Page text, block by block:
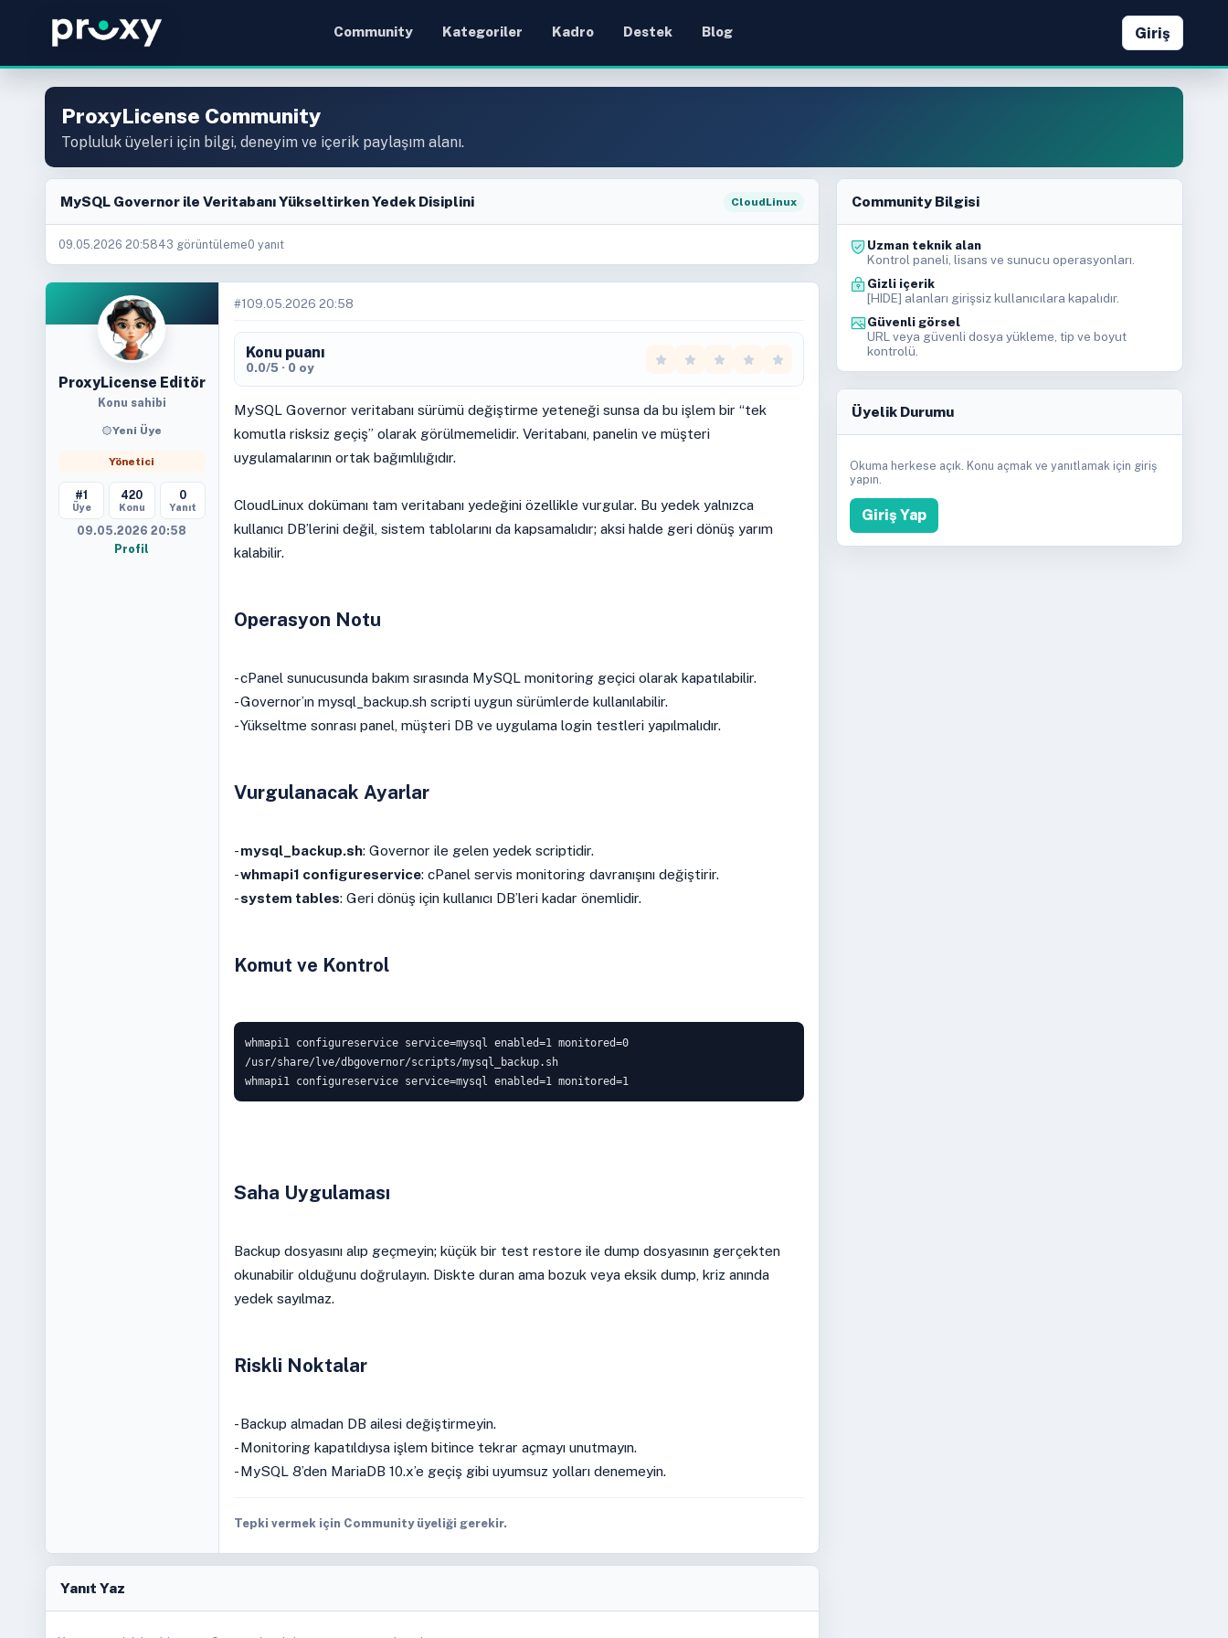
Community Kategoriler Kadro Destek Blog Giriş
ProxyLicense Community
Topluluk üyeleri için bilgi, deneyim ve içerik paylaşım alanı.
MySQL Governor ile Veritabanı Yükseltirken Yedek Disiplini CloudLinux
09.05.2026 20:5843 görüntüleme0 yanıt
ProxyLicense Editör
Konu sahibi
Yeni Üye
Yönetici
#1
Üye
420
Konu
0
Yanıt
09.05.2026 20:58
Profil
#1 09.05.2026 20:58
Konu puanı
0.0/5 · 0 oy
MySQL Governor veritabanı sürümü değiştirme yeteneği sunsa da bu işlem bir “tek
komutla risksiz geçiş” olarak görülmemelidir. Veritabanı, panelin ve müşteri
uygulamalarının ortak bağımlılığıdır.
CloudLinux dokümanı tam veritabanı yedeğini özellikle vurgular. Bu yedek yalnızca
kullanıcı DB’lerini değil, sistem tablolarını da kapsamalıdır; aksi halde geri dönüş yarım
kalabilir.
Operasyon Notu
- cPanel sunucusunda bakım sırasında MySQL monitoring geçici olarak kapatılabilir.
- Governor’ın mysql_backup.sh scripti uygun sürümlerde kullanılabilir.
- Yükseltme sonrası panel, müşteri DB ve uygulama login testleri yapılmalıdır.
Vurgulanacak Ayarlar
-mysql_backup.sh: Governor ile gelen yedek scriptidir.
-whmapi1 configureservice: cPanel servis monitoring davranışını değiştirir.
-system tables: Geri dönüş için kullanıcı DB’leri kadar önemlidir.
Komut ve Kontrol
whmapi1 configureservice service=mysql enabled=1 monitored=0
/usr/share/lve/dbgovernor/scripts/mysql_backup.sh
whmapi1 configureservice service=mysql enabled=1 monitored=1
Saha Uygulaması
Backup dosyasını alıp geçmeyin; küçük bir test restore ile dump dosyasının gerçekten
okunabilir olduğunu doğrulayın. Diskte duran ama bozuk veya eksik dump, kriz anında
yedek sayılmaz.
Riskli Noktalar
- Backup almadan DB ailesi değiştirmeyin.
- Monitoring kapatıldıysa işlem bitince tekrar açmayı unutmayın.
- MySQL 8’den MariaDB 10.x’e geçiş gibi uyumsuz yolları denemeyin.
Tepki vermek için Community üyeliği gerekir.
Yanıt Yaz
Community Bilgisi
Uzman teknik alan
Kontrol paneli, lisans ve sunucu operasyonları.
Gizli içerik
[HIDE] alanları girişsiz kullanıcılara kapalıdır.
Güvenli görsel
URL veya güvenli dosya yükleme, tip ve boyut
kontrolü.
Üyelik Durumu
Okuma herkese açık. Konu açmak ve yanıtlamak için giriş
yapın.
Giriş Yap